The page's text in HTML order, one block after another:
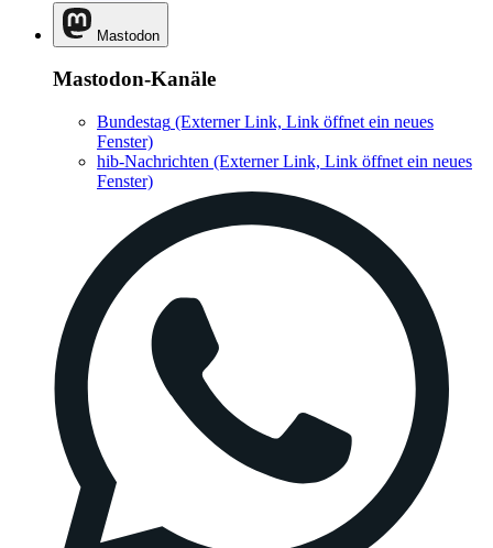
Mastodon
Mastodon-Kanäle
Bundestag (Externer Link, Link öffnet ein neues
Fenster)
hib-Nachrichten (Externer Link, Link öffnet ein neues
Fenster)